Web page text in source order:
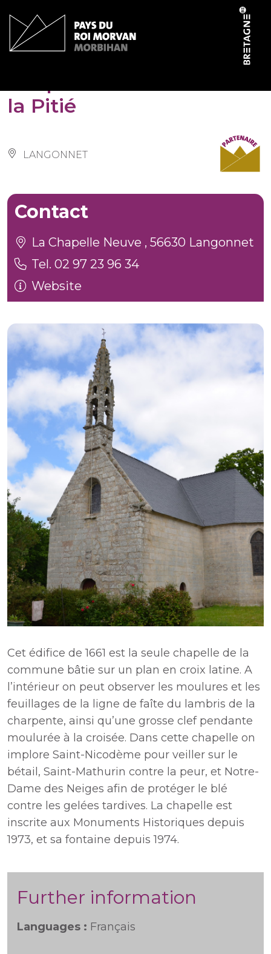
la Pitié
LANGONNET
Cet édifice de 1661 est la seule chapelle de la
commune bâtie sur un plan en croix latine. A
l’intérieur on peut observer les moulures et les
feuillages de la ligne de faîte du lambris de la
charpente, ainsi qu’une grosse clef pendante
moulurée à la croisée. Dans cette chapelle on
implore Saint-Nicodème pour veiller sur le
bétail, Saint-Mathurin contre la peur, et Notre-
Dame des Neiges afin de protéger le blé
contre les gelées tardives. La chapelle est
inscrite aux Monuments Historiques depuis
1973, et sa fontaine depuis 1974.
Further information
Languages : Français
Contact
La Chapelle Neuve , 56630 Langonnet
Tel. 02 97 23 96 34
Website